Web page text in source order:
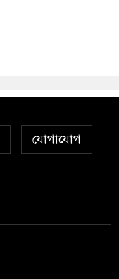
যোগাযোগ